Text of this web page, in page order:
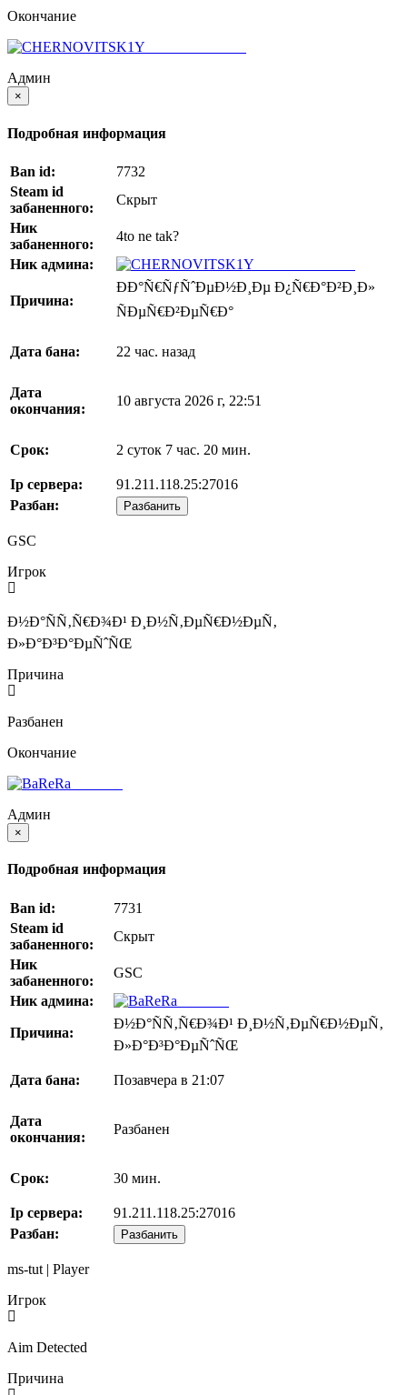
Окончание
Админ
×
Подробная информация
Ban id:
7732
Steam id
забаненного:
Скрыт
Ник
забаненного:
4to ne tak?
Ник админа:
Причина:
ÐÐ°Ñ€ÑƒÑˆÐµÐ½Ð¸Ðµ Ð¿Ñ€Ð°Ð²Ð¸Ð»
ÑÐµÑ€Ð²ÐµÑ€Ð°
Дата бана: 22 час. назад
Дата
окончания:
10 августа 2026 г, 22:51
Срок: 2 суток 7 час. 20 мин.
Ip сервера:
91.211.118.25:27016
Разбан:
Разбанить
GSC
Игрок
Ð½Ð°ÑÑ‚Ñ€Ð¾Ð¹ Ð¸Ð½Ñ‚ÐµÑ€Ð½ÐµÑ‚
Ð»Ð°Ð³Ð°ÐµÑˆÑŒ
Причина
Разбанен
Окончание
Админ
×
Подробная информация
Ban id:
7731
Steam id
забаненного:
Скрыт
Ник
забаненного:
GSC
Ник админа:
Причина:
Ð½Ð°ÑÑ‚Ñ€Ð¾Ð¹ Ð¸Ð½Ñ‚ÐµÑ€Ð½ÐµÑ‚
Ð»Ð°Ð³Ð°ÐµÑˆÑŒ
Дата бана: Позавчера в 21:07
Дата
окончания:
Разбанен
Срок: 30 мин.
Ip сервера:
91.211.118.25:27016
Разбан:
Разбанить
ms-tut | Player
Игрок
Aim Detected
Причина